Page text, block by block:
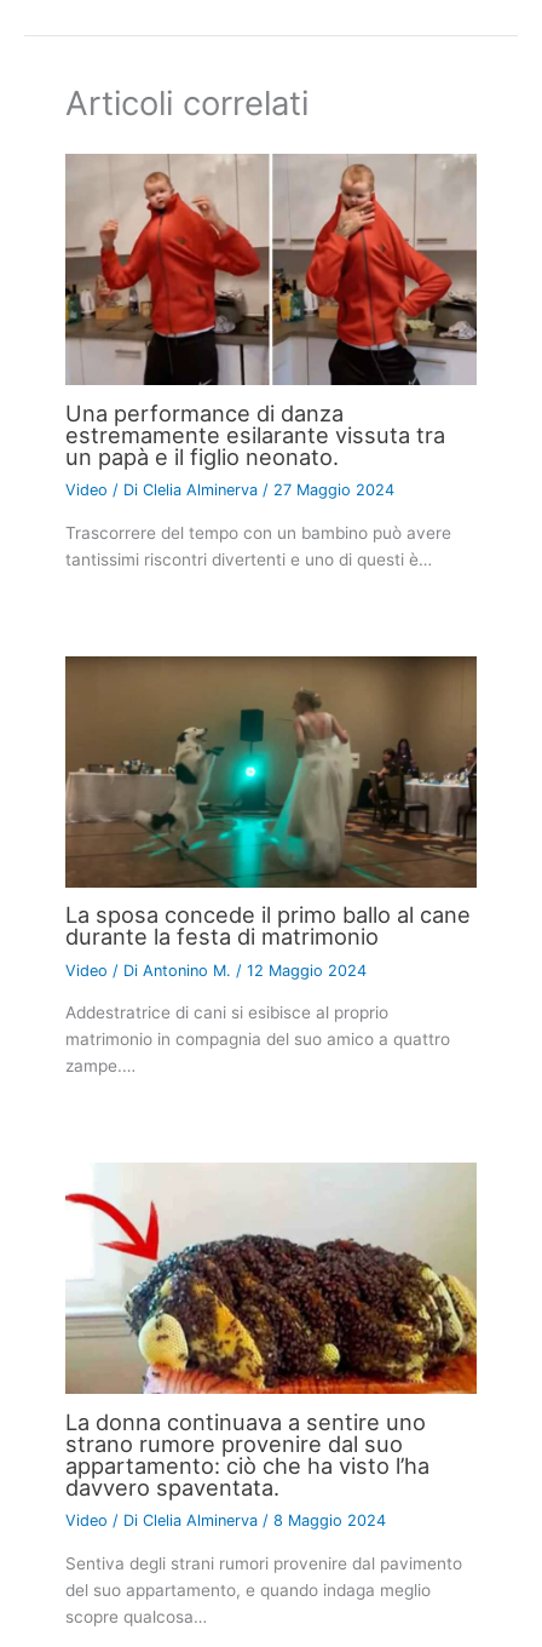
Articoli correlati
Una performance di danza
estremamente esilarante vissuta tra
un papà e il figlio neonato.
Video / DiClelia Alminerva/ 27 Maggio 2024
Trascorrere del tempo con un bambino può avere
tantissimi riscontri divertenti e uno di questi è…
La sposa concede il primo ballo al cane
durante la festa di matrimonio
Video / DiAntonino M. /12 Maggio 2024
Addestratrice di cani si esibisce al proprio
matrimonio in compagnia del suo amico a quattro
zampe.…
La donna continuava a sentire uno
strano rumore provenire dal suo
appartamento: ciò che ha visto l’ha
davvero spaventata.
Video / DiClelia Alminerva /8 Maggio 2024
Sentiva degli strani rumori provenire dal pavimento
del suo appartamento, e quando indaga meglio
scopre qualcosa…